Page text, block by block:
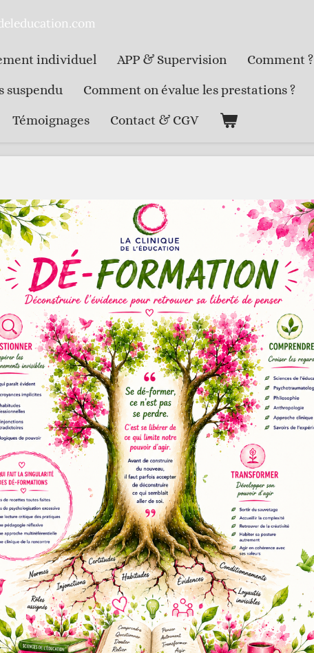
individuel APP & Supervision Comment ?
suspendu Comment on évalue les prestations ?
Témoignages Contact & CGV